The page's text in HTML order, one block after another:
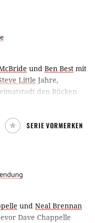
und Ben Best mit
Little Jahre,
den Rücken
zurück, um an
zu unterrichten.
SERIE VORMERKEN
und Neal Brennan
Dave Chappelle